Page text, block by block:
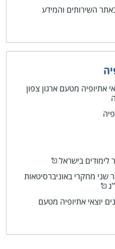
השירותים והמידע
אתיופיה מטעם ארגון צפון
לימודים בישראל
שני מחקרי באוניברסיטאות
יוצאי אתיופיה מטעם